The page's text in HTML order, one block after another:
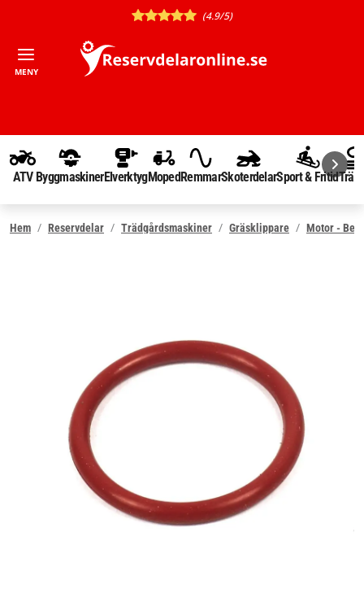
(4.9/5)
MENY
ATV ByggmaskinerElverktygMopedRemmarSkoterdelarSport & Fritid
Hem Reservdelar Trädgårdsmaskiner Gräsklippare Motor -